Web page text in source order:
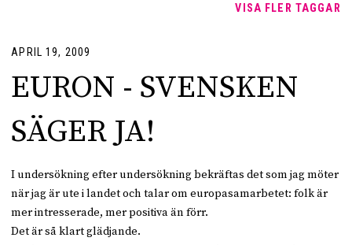
VISA FLER TAGGAR
APRIL 19, 2009
EURON - SVENSKEN
SÄGER JA!
I undersökning efter undersökning bekräftas det som jag möter
när jag är ute i landet och talar om europasamarbetet: folk är
mer intresserade, mer positiva än förr.
Det är så klart glädjande.